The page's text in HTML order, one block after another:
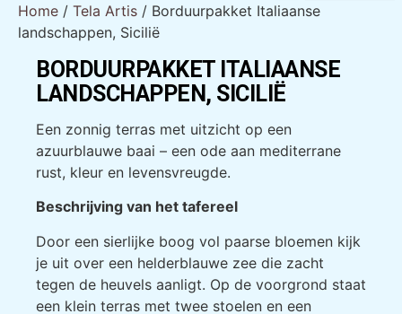
Home / Tela Artis / Borduurpakket Italiaanse
landschappen, Sicilië
BORDUURPAKKET ITALIAANSE
LANDSCHAPPEN, SICILIË
Een zonnig terras met uitzicht op een
azuurblauwe baai – een ode aan mediterrane
rust, kleur en levensvreugde.
Beschrijving van het tafereel
Door een sierlijke boog vol paarse bloemen kijk
je uit over een helderblauwe zee die zacht
tegen de heuvels aanligt. Op de voorgrond staat
een klein terras met twee stoelen en een